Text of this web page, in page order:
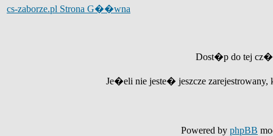
cs-zaborze.pl Strona G��wna
Dost�p do tej
Je�eli nie jeste� jeszcze
Powered by phpBB